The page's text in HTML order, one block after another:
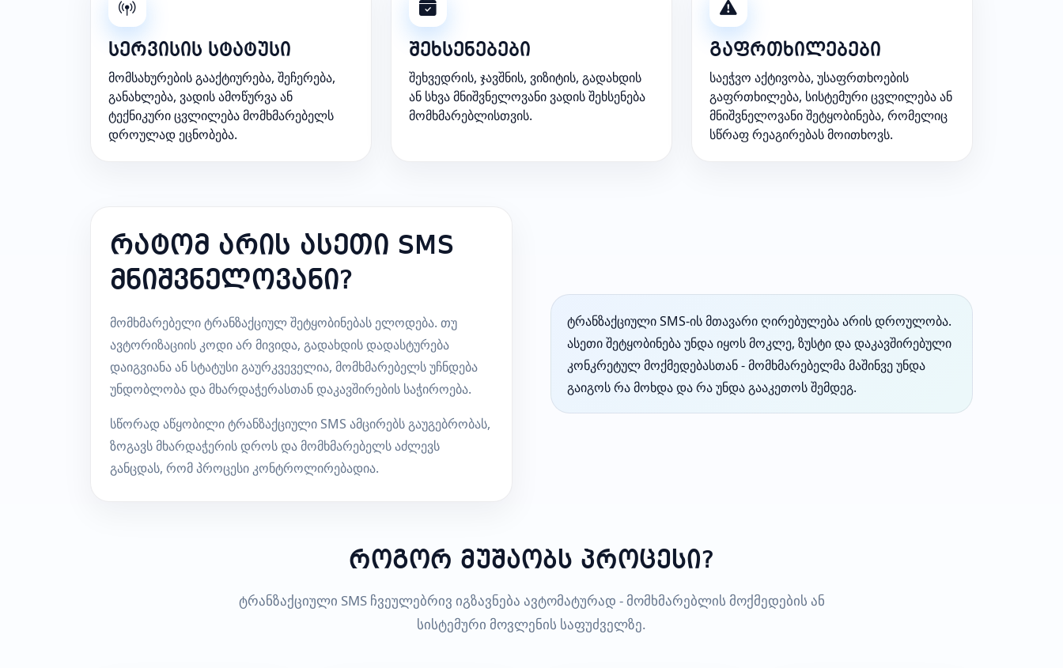
სერვისის სტატუსი
მომსახურების გააქტიურება, შეჩერება,
განახლება, ვადის ამოწურვა ან
ტექნიკური ცვლილება მომხმარებელს
დროულად ეცნობება.
შეხსენებები
შეხვედრის, ჯავშნის, ვიზიტის, გადახდის
ან სხვა მნიშვნელოვანი ვადის შეხსენება
მომხმარებლისთვის.
გაფრთხილებები
საეჭვო აქტივობა, უსაფრთხოების
გაფრთხილება, სისტემური ცვლილება ან
მნიშვნელოვანი შეტყობინება, რომელიც
სწრაფ რეაგირებას მოითხოვს.
რატომ არის ასეთი SMS
მნიშვნელოვანი?
მომხმარებელი ტრანზაქციულ შეტყობინებას ელოდება. თუ
ავტორიზაციის კოდი არ მივიდა, გადახდის დადასტურება
დაიგვიანა ან სტატუსი გაურკვეველია, მომხმარებელს უჩნდება
უნდობლობა და მხარდაჭერასთან დაკავშირების საჭიროება.
სწორად აწყობილი ტრანზაქციული SMS ამცირებს გაუგებრობას,
ზოგავს მხარდაჭერის დროს და მომხმარებელს აძლევს
განცდას, რომ პროცესი კონტროლირებადია.
ტრანზაქციული SMS-ის მთავარი ღირებულება არის დროულობა.
ასეთი შეტყობინება უნდა იყოს მოკლე, ზუსტი და დაკავშირებული
კონკრეტულ მოქმედებასთან - მომხმარებელმა მაშინვე უნდა
გაიგოს რა მოხდა და რა უნდა გააკეთოს შემდეგ.
როგორ მუშაობს პროცესი?
ტრანზაქციული SMS ჩვეულებრივ იგზავნება ავტომატურად - მომხმარებლის მოქმედების ან
სისტემური მოვლენის საფუძველზე.